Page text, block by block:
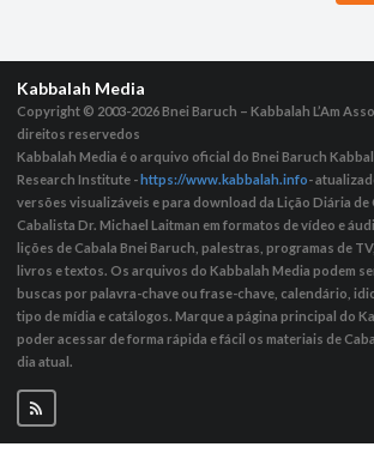
Kabbalah Media
Copyright © 2003-2026Bnei Baruch – Kabbalah L’Am
direitos reservedos
Kabbalah Media é o arquivo oficial do Bnei Baruch
Research Institute - https://www.kabbalah.info-
versões visualizáveis ​​e para download da Lição Diária de
Cabalista Dr. Michael Laitman em formatos de vídeo e
lições de Cabala Bnei Baruch, palestras, programas de
livros e textos. Os arquivos do Kabbalah Media podem
buscas por palavra-chave ou frase-chave, calendário,
tipo de mídia e catálogos. Marque a página principal do
poder acessar de forma rápida e fácil os materiais de
dia atual.